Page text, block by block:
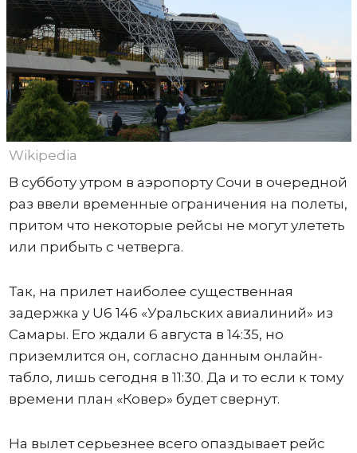
Wikipedia
В субботу утром в аэропорту Сочи в очередной
раз ввели временные ограничения на полеты,
притом что некоторые рейсы не могут улететь
или прибыть с четверга.
Так, на прилет наиболее существенная
задержка у U6 146 «Уральских авиалиний» из
Самары. Его ждали 6 августа в 14:35, но
приземлится он, согласно данным онлайн-
табло, лишь сегодня в 11:30. Да и то если к тому
времени план «Ковер» будет свернут.
На вылет серьезнее всего опаздывает рейс